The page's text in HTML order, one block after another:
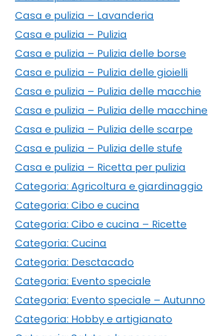
Casa e pulizia – Lavanderia
Casa e pulizia – Pulizia
Casa e pulizia – Pulizia delle borse
Casa e pulizia – Pulizia delle gioielli
Casa e pulizia – Pulizia delle macchie
Casa e pulizia – Pulizia delle macchine
Casa e pulizia – Pulizia delle scarpe
Casa e pulizia – Pulizia delle stufe
Casa e pulizia – Ricetta per pulizia
Categoria: Agricoltura e giardinaggio
Categoria: Cibo e cucina
Categoria: Cibo e cucina – Ricette
Categoria: Cucina
Categoria: Desctacado
Categoria: Evento speciale
Categoria: Evento speciale – Autunno
Categoria: Hobby e artigianato